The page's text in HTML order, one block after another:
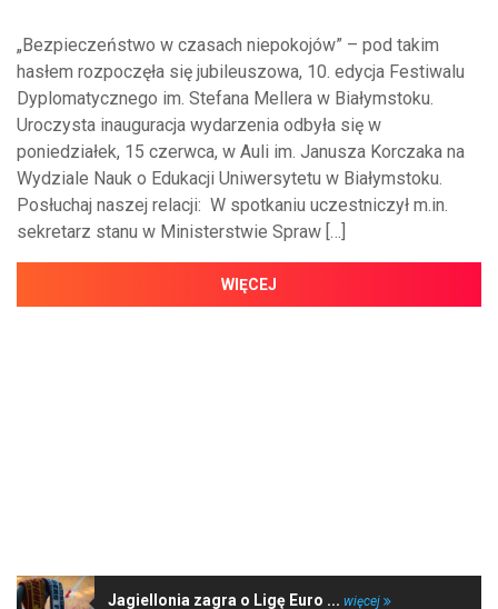
„Bezpieczeństwo w czasach niepokojów” – pod takim
hasłem rozpoczęła się jubileuszowa, 10. edycja Festiwalu
Dyplomatycznego im. Stefana Mellera w Białymstoku.
Uroczysta inauguracja wydarzenia odbyła się w
poniedziałek, 15 czerwca, w Auli im. Janusza Korczaka na
Wydziale Nauk o Edukacji Uniwersytetu w Białymstoku.
Posłuchaj naszej relacji: W spotkaniu uczestniczył m.in.
sekretarz stanu w Ministerstwie Spraw […]
WIĘCEJ
Jagiellonia zagra o Ligę Euro ... więcej